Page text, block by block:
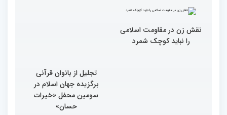
نقش زن در مقاومت اسلامی
را نباید کوچک شمرد
تجلیل از بانوان قرآنی
برگزیده جهان اسلام در
سومین محفل «خیرات
حسان»